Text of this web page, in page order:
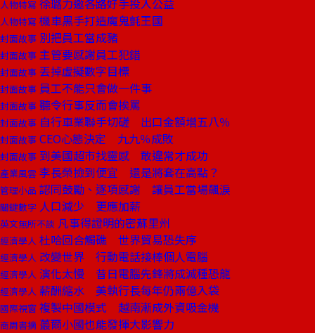
人物特寫 徐璐力邀各路好手投入公益
人物特寫 機車黑手打造魔鬼氈王國
封面故事 別把員工當成豬
封面故事 主管要感謝員工犯錯
封面故事 丟掉虛擬數字目標
封面故事 員工不能只會做一件事
封面故事 聽令行事反而會挨罵
封面故事 自行車業聯手切磋 出口金額增五八％
封面故事 CEO心態決定 九九％成敗
封面故事 到美國超市找靈感 敢違常才成功
產業風雲 李長榮撿到便宜 還是將套在高點？
管理小品 認同鼓勵、逐項感謝 讓員工當場飆淚
關鍵數字 人口減少 更應加薪
英文無所不談 凡事得證明的密蘇里州
經濟學人 杜哈回合觸礁 世界貿易恐失序
經濟學人 改變世界 行動電話接棒個人電腦
經濟學人 演化太慢 昔日電腦先鋒將成滅種恐龍
經濟學人 薪酬縮水 美執行長每年仍兩億入袋
國際視窗 複製中國模式 越南漸成外資吸金機
商周書摘 蕞爾小國也能發揮大影響力